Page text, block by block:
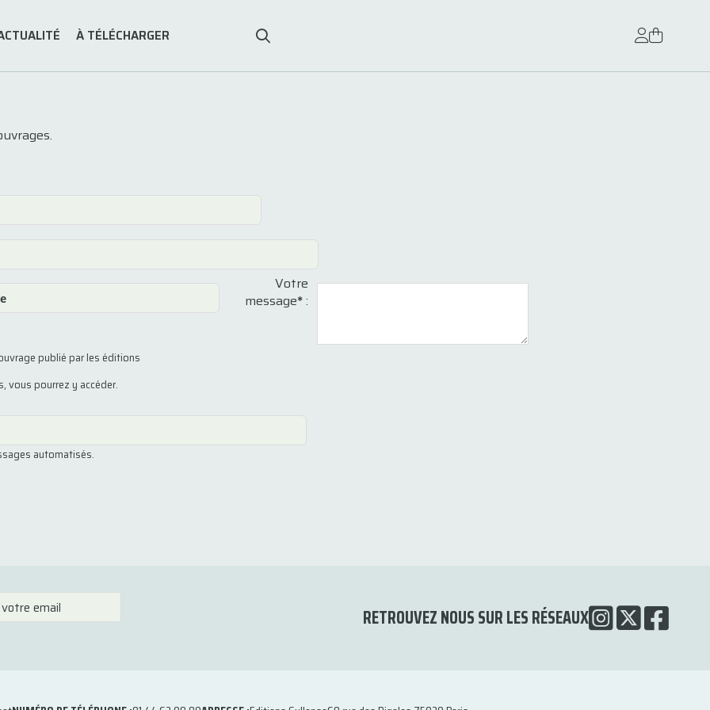
À TÉLÉCHARGER
Votre
message*:
publié par les éditions
vous pourrez y accéder.
automatisés.
RETROUVEZ NOUS SUR LES RÉSEAUX